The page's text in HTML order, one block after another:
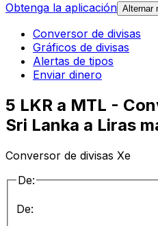
Obtenga la aplicación Alternar
Conversor de divisas
Gráficos de divisas
Alertas de tipos
Enviar dinero
5 LKR a MTL -
Sri Lanka a Liras
Conversor de divisas Xe
De:
De: